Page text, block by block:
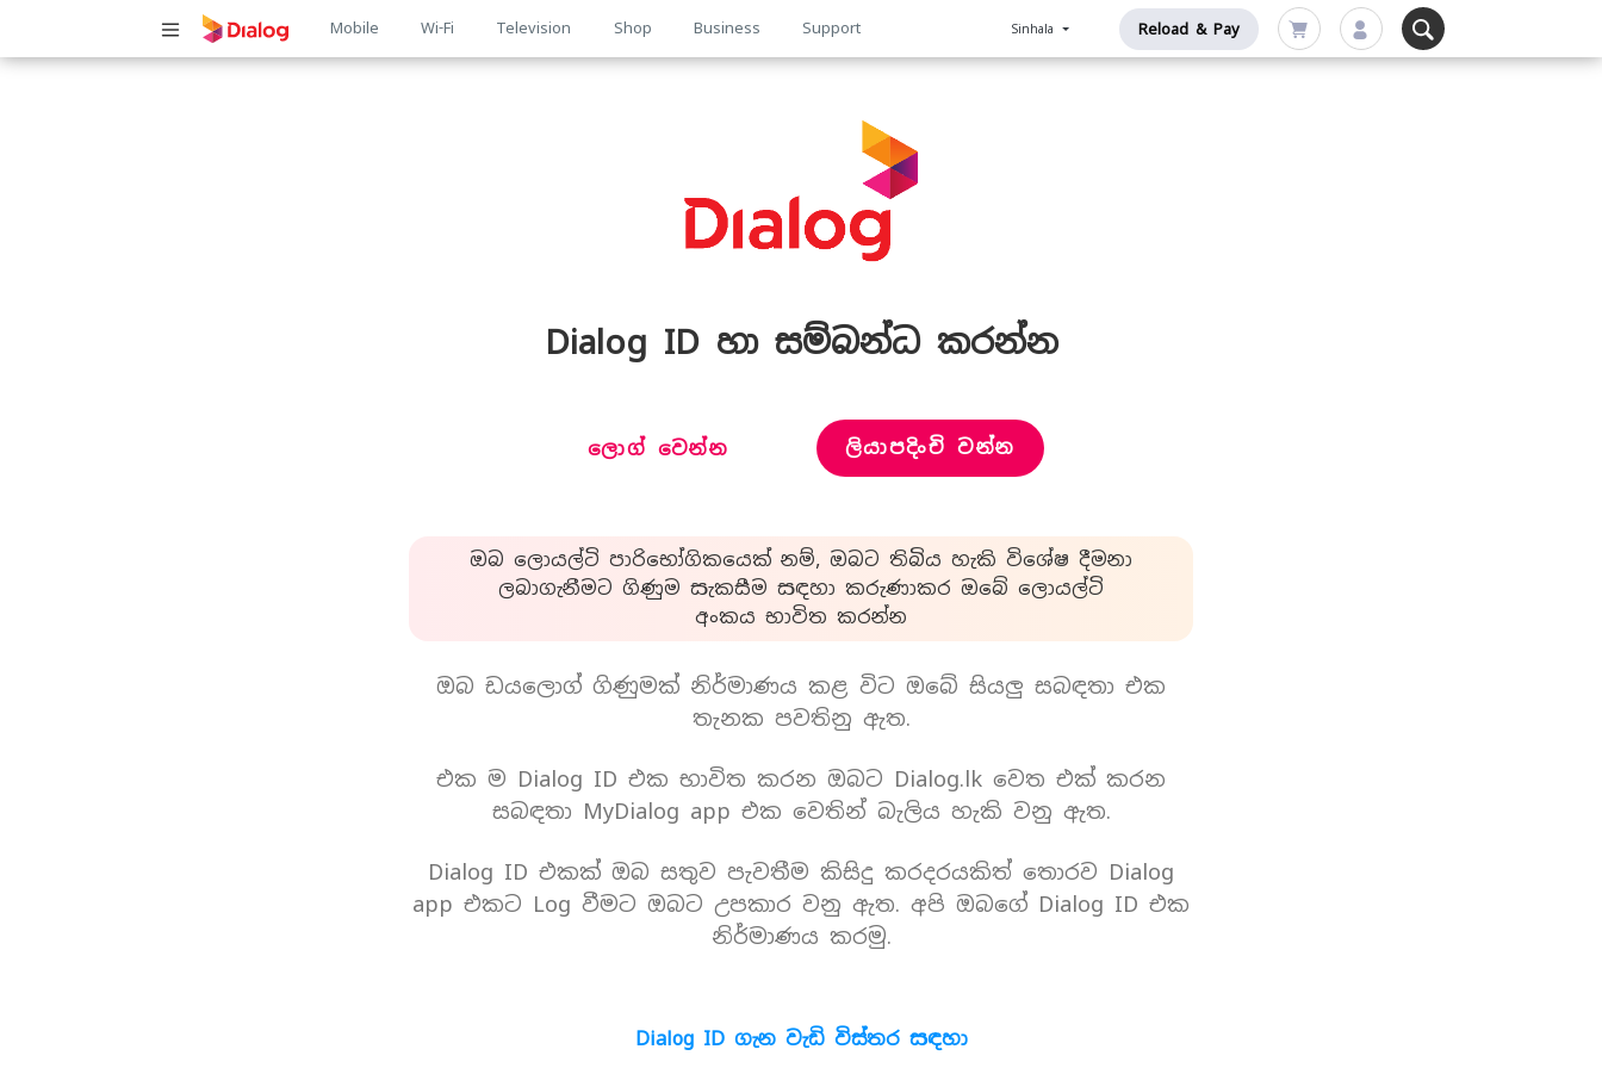
Main
Mobile Wi-Fi Television Shop Business Support Sinhala Reload & Pay
Dialog ID හා සම්බන්ධ කරන්න
ලොග් වෙන්න ලියාපදිංචි වන්න
ඔබ ලොයල්ටි පාරිභෝගිකයෙක් නම්, ඔබට තිබිය හැකි විශේෂ දීමනා
ලබාගැනීමට ගිණුම සැකසීම සඳහා කරුණාකර ඔබේ ලොයල්ටි
අංකය භාවිත කරන්න
ඔබ ඩයලොග් ගිණුමක් නිර්මාණය කළ විට ඔබේ සියලු සබඳතා එක
තැනක පවතිනු ඇත.
එක ම Dialog ID එක භාවිත කරන ඔබට Dialog.lk වෙත එක් කරන
සබඳතා MyDialog app එක වෙතින් බැලිය හැකි වනු ඇත.
Dialog ID එකක් ඔබ සතුව පැවතීම කිසිදු කරදරයකිත් තොරව Dialog
app එකට Log වීමට ඔබට උපකාර වනු ඇත. අපි ඔබගේ Dialog ID එක
නිර්මාණය කරමු.
Dialog ID ගැන වැඩි විස්තර සඳහා